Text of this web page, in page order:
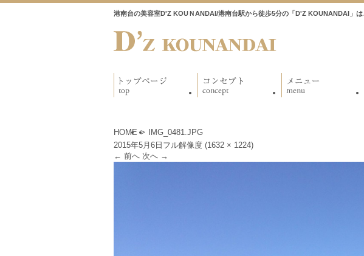
港南台の美容室D'Z KOUＮANDAI/港南台駅から徒歩5分の「D'Z KOUNANDAI」は
HOME >
IMG_0481.JPG
2015年5月6日 フル解像度 (1632 × 1224)
← 前へ 次へ →